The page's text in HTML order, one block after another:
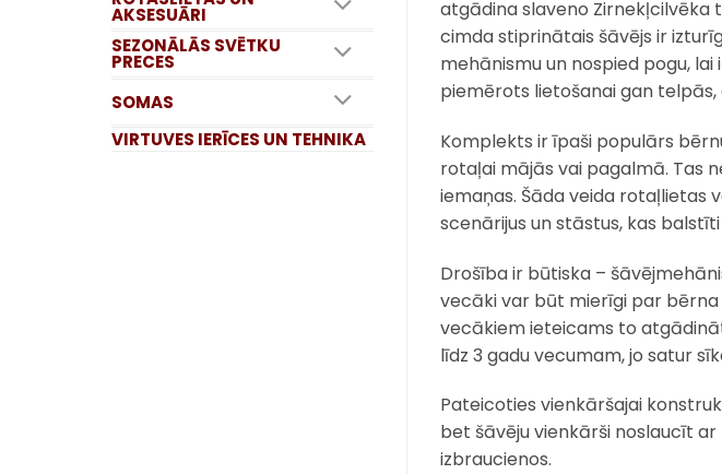
AKSESUĀRI
SEZONĀLĀS SVĒTKU
PRECES
SOMAS
VIRTUVES IERĪCES UN TEHNIKA
atgādina slaveno Zirnekļcilvēka
cimda stiprinātais šāvējs ir
mehānismu un nospied pogu,
piemērots lietošanai gan telpās,
Komplekts ir īpaši populārs
rotaļai mājās vai pagalmā. Tas
iemaņas. Šāda veida rotaļlietas
scenārijus un stāstus, kas
Drošība ir būtiska –
vecāki var būt mierīgi par bērna
vecākiem ieteicams to
līdz 3 gadu vecumam, jo satur
Pateicoties vienkāršajai
bet šāvēju vienkārši noslaucīt
izbraucienos.